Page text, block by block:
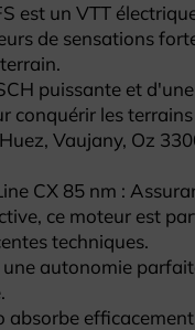
est un VTT
de sensations
puissante et
conquérir les
Vaujany, Oz
CX 85 nm :
ce moteur est
techniques.
autonomie
absorbe